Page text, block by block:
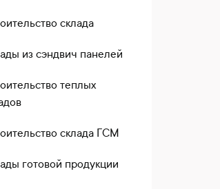
склада
из сэндвич панелей
теплых
склада ГСМ
готовой продукции